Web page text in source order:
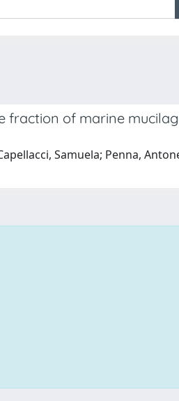
fraction of marine
Samuela; Penna,